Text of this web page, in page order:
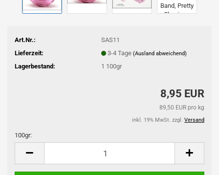
Art.Nr.:
SAS11
Lieferzeit:
3-4 Tage (Ausland abweichend)
Lagerbestand: 1 100gr
8,95 EUR
89,50 EUR pro kg
inkl. 19% MwSt. zzgl. Versand
100gr: